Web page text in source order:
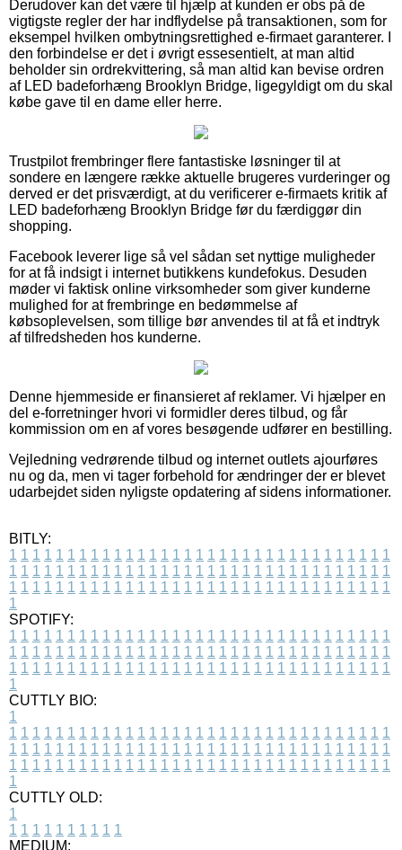
Derudover kan det være til hjælp at kunden er obs på de
vigtigste regler der har indflydelse på transaktionen, som for
eksempel hvilken ombytningsrettighed e-firmaet garanterer. I
den forbindelse er det i øvrigt essesentielt, at man altid
beholder sin ordrekvittering, så man altid kan bevise ordren
af LED badeforhæng Brooklyn Bridge, ligegyldigt om du skal
købe gave til en dame eller herre.
Trustpilot frembringer flere fantastiske løsninger til at
sondere en længere række aktuelle brugeres vurderinger og
derved er det prisværdigt, at du verificerer e-firmaets kritik af
LED badeforhæng Brooklyn Bridge før du færdiggør din
shopping.
Facebook leverer lige så vel sådan set nyttige muligheder
for at få indsigt i internet butikkens kundefokus. Desuden
møder vi faktisk online virksomheder som giver kunderne
mulighed for at frembringe en bedømmelse af
købsoplevelsen, som tillige bør anvendes til at få et indtryk
af tilfredsheden hos kunderne.
Denne hjemmeside er finansieret af reklamer. Vi hjælper en
del e-forretninger hvori vi formidler deres tilbud, og får
kommission om en af vores besøgende udfører en bestilling.
Vejledning vedrørende tilbud og internet outlets ajourføres
nu og da, men vi tager forbehold for ændringer der er blevet
udarbejdet siden nyligste opdatering af sidens informationer.
BITLY:
1 1 1 1 1 1 1 1 1 1 1 1 1 1 1 1 1 1 1 1 1 1 1 1 1 1 1 1 1 1 1 1 1
1 1 1 1 1 1 1 1 1 1 1 1 1 1 1 1 1 1 1 1 1 1 1 1 1 1 1 1 1 1 1 1 1
1 1 1 1 1 1 1 1 1 1 1 1 1 1 1 1 1 1 1 1 1 1 1 1 1 1 1 1 1 1 1 1 1
1
SPOTIFY:
1 1 1 1 1 1 1 1 1 1 1 1 1 1 1 1 1 1 1 1 1 1 1 1 1 1 1 1 1 1 1 1 1
1 1 1 1 1 1 1 1 1 1 1 1 1 1 1 1 1 1 1 1 1 1 1 1 1 1 1 1 1 1 1 1 1
1 1 1 1 1 1 1 1 1 1 1 1 1 1 1 1 1 1 1 1 1 1 1 1 1 1 1 1 1 1 1 1 1
1
CUTTLY BIO:
1
1 1 1 1 1 1 1 1 1 1 1 1 1 1 1 1 1 1 1 1 1 1 1 1 1 1 1 1 1 1 1 1 1
1 1 1 1 1 1 1 1 1 1 1 1 1 1 1 1 1 1 1 1 1 1 1 1 1 1 1 1 1 1 1 1 1
1 1 1 1 1 1 1 1 1 1 1 1 1 1 1 1 1 1 1 1 1 1 1 1 1 1 1 1 1 1 1 1 1
1
CUTTLY OLD:
1
1 1 1 1 1 1 1 1 1 1
MEDIUM: